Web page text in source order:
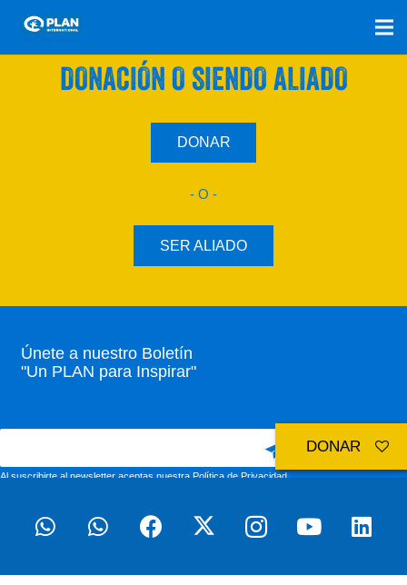
SÚMATE A NUESTRO PLAN CON UNA
DONACIÓN O SIENDO ALIADO
DONAR
- O -
SER ALIADO
Únete a nuestro Boletín
"Un PLAN para Inspirar"
Al suscribirte al newsletter aceptas nuestraPolítica de Privacidad
DONAR